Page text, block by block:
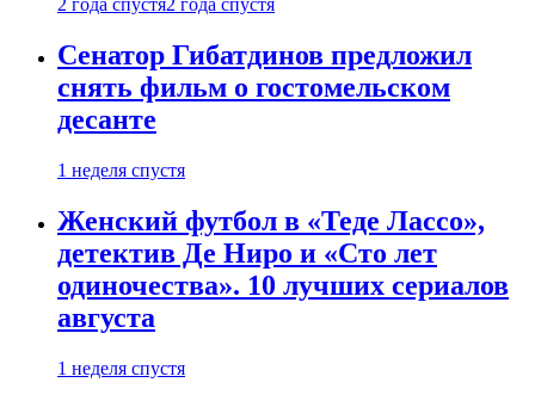
2 года спустя2 года спустя
Сенатор Гибатдинов предложил
снять фильм о гостомельском
десанте
1 неделя спустя
Женский футбол в «Теде Лассо»,
детектив Де Ниро и «Сто лет
одиночества». 10 лучших сериалов
августа
1 неделя спустя